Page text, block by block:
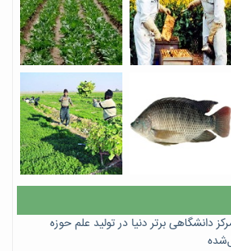
تهران در جمع ۳ مرکز دانشگاهی برتر دنیا در تولید علم حوزه